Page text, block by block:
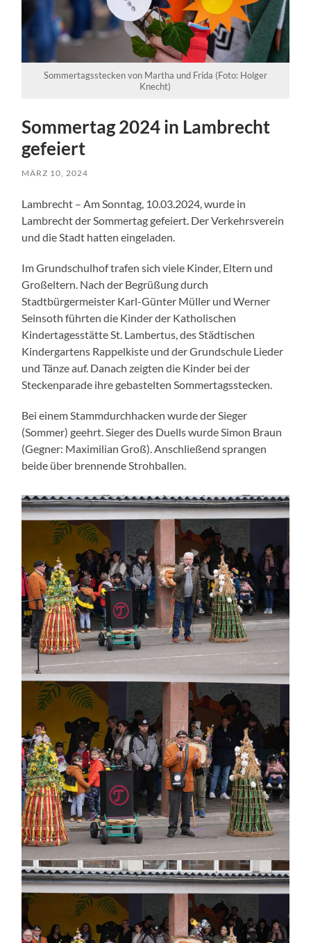
Sommertagsstecken von Martha und Frida (Foto: Holger
Knecht)
Sommertag 2024 in Lambrecht
gefeiert
MÄRZ 10, 2024
Lambrecht – Am Sonntag, 10.03.2024, wurde in
Lambrecht der Sommertag gefeiert. Der Verkehrsverein
und die Stadt hatten eingeladen.
Im Grundschulhof trafen sich viele Kinder, Eltern und
Großeltern. Nach der Begrüßung durch
Stadtbürgermeister Karl-Günter Müller und Werner
Seinsoth führten die Kinder der Katholischen
Kindertagesstätte St. Lambertus, des Städtischen
Kindergartens Rappelkiste und der Grundschule Lieder
und Tänze auf. Danach zeigten die Kinder bei der
Steckenparade ihre gebastelten Sommertagsstecken.
Bei einem Stammdurchhacken wurde der Sieger
(Sommer) geehrt. Sieger des Duells wurde Simon Braun
(Gegner: Maximilian Groß). Anschließend sprangen
beide über brennende Strohballen.